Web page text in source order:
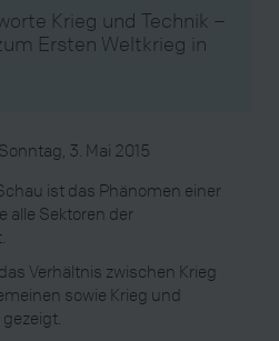
Krieg und Technik –
Ersten Weltkrieg in
Sonntag, 3. Mai 2015
ist das Phänomen einer
alle Sektoren der
Verhältnis zwischen Krieg
sowie Krieg und